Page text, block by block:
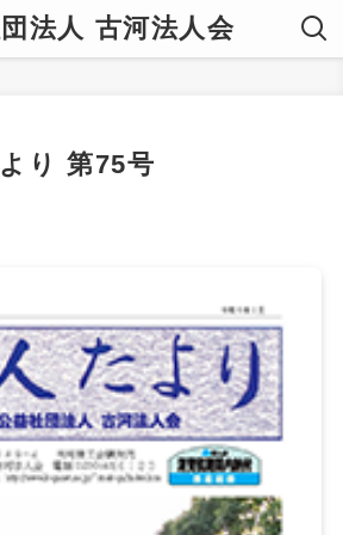
法人 古河法人会
り 第75号